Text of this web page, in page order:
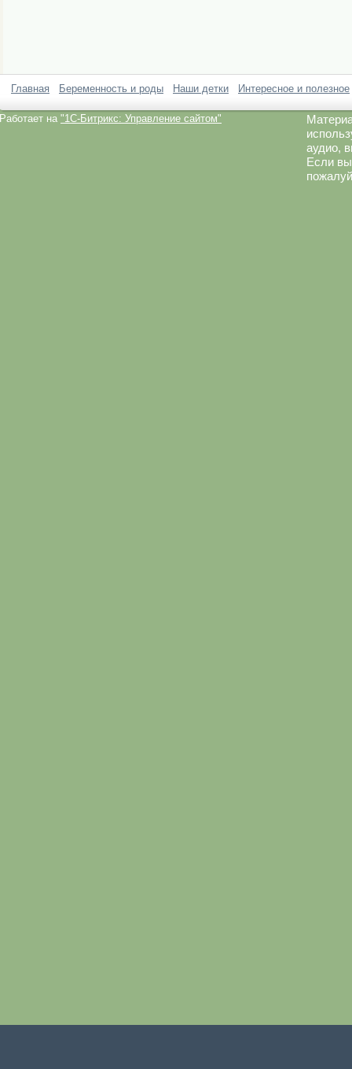
Главная Беременность и роды Наши детки Интересное и полезное
Работает на "1C-Битрикс: Управление сайтом"
аудио,
Если вы